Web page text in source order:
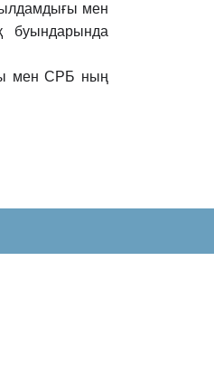
мен
буындарында
мен СРБ ның